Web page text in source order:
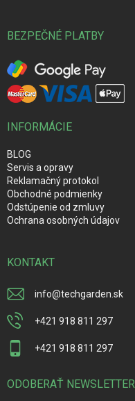
BEZPEČNÉ PLATBY
INFORMÁCIE
BLOG
Servis a opravy
Reklamačný protokol
Obchodné podmienky
Odstúpenie od zmluvy
Ochrana osobných údajov
KONTAKT
info@techgarden.sk
+421 918 811 297
+421 918 811 297
ODOBERAŤ NEWSLETTER